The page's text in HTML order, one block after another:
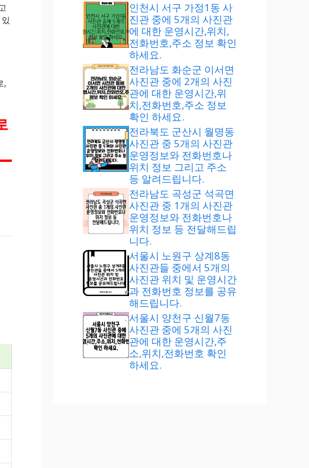
,
인천시 서구 가정1동 사
진관 중에 5개의 사진관
에 대한 운영시간,위치,
전화번호,주소 정보 확인
하세요.
전라남도 화순군 이서면
사진관 중에 2개의 사진
관에 대한 운영시간,위
치,전화번호,주소 정보
확인 하세요.
전라북도 군산시 월명동
사진관 중 5개의 사진관
운영정보와 전화번호나
위치 정보 그리고 주소
등 알려드립니다.
전라남도 곡성군 석곡면
사진관 중 1개의 사진관
운영정보와 전화번호나
위치 정보 등 전달해드립
니다.
서울시 노원구 상계8동
사진관들 중에서 5개의
사진관 위치 및 운영시간
과 전화번호 정보를 공유
해드립니다.
서울시 양천구 신월7동
사진관 중에 5개의 사진
관에 대한 운영시간,주
소,위치,전화번호 확인
하세요.